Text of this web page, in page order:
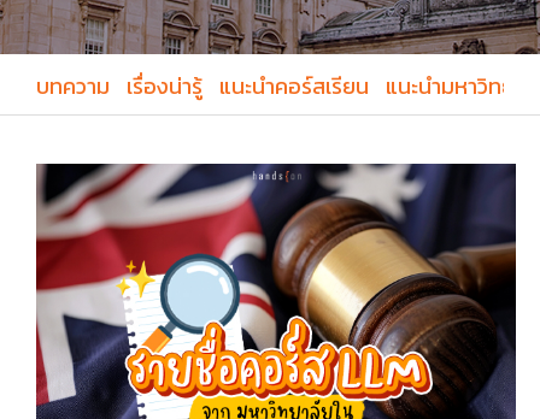
บทความ เรื่องน่ารู้ แนะนำคอร์สเรียน แนะนำมหาวิทยา